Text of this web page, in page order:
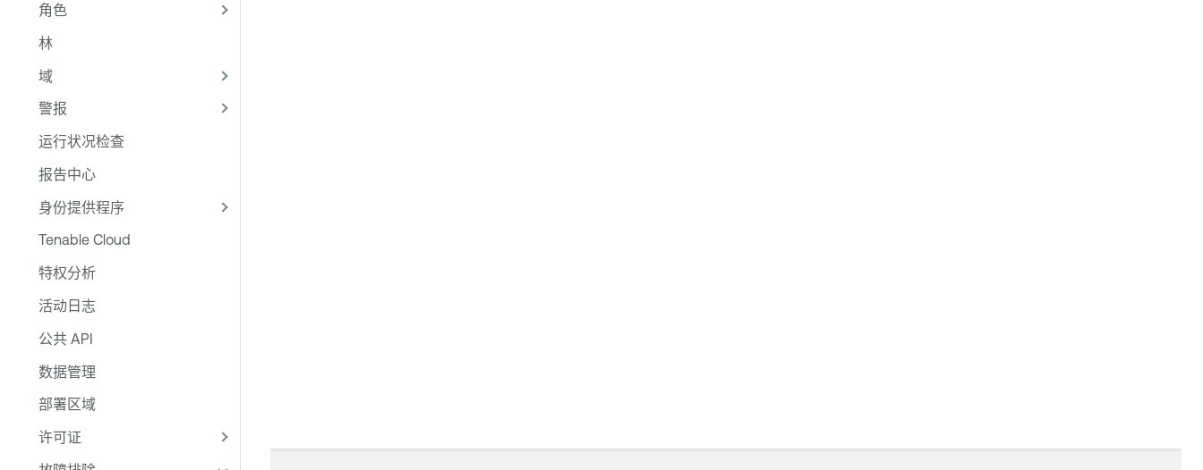
角色
林
域
警报
运行状况检查
报告中心
身份提供程序
Tenable Cloud
特权分析
活动日志
公共 API
数据管理
部署区域
许可证